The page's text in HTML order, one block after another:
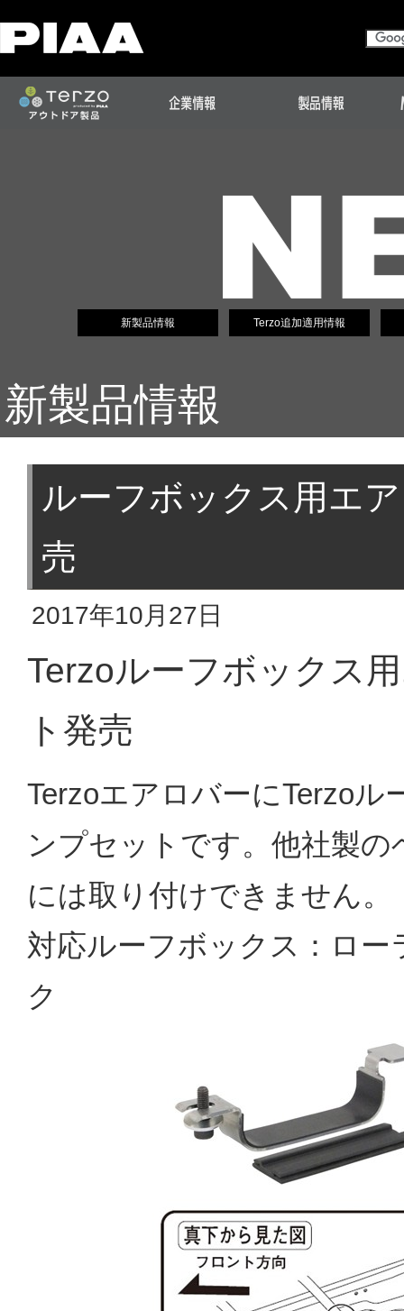
新製品情報 Terzo追加適用情報
新製品情報
ルーフボックス用エ
売
2017年10月27日
Terzoルーフボックス
ト発売
TerzoエアロバーにTerzo
ンプセットです。他社製
には取り付けできません。
対応ルーフボックス：ロ
ク